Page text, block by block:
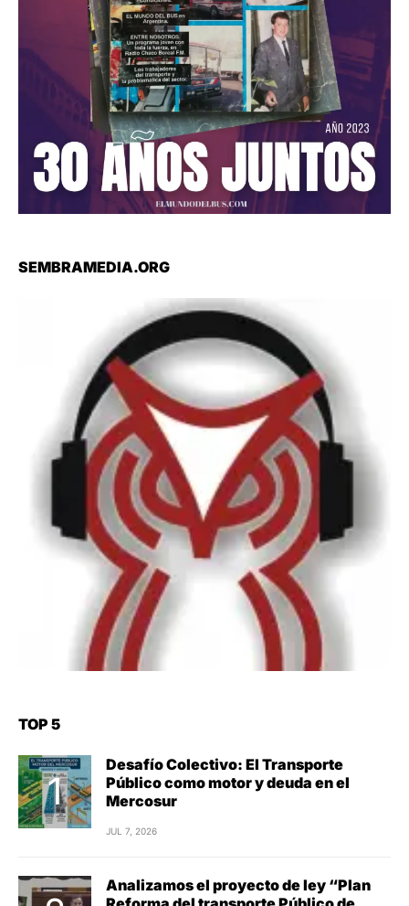
SEMBRAMEDIA.ORG
TOP 5
Desafío Colectivo: El Transporte
Público como motor y deuda en el
Mercosur
JUL 7, 2026
Analizamos el proyecto de ley “Plan